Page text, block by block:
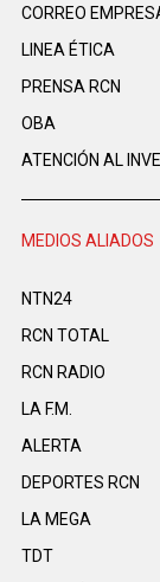
CORREO
LINEA ÉTICA
PRENSA RCN
OBA
ATENCIÓN AL
MEDIOS ALIADOS
NTN24
RCN TOTAL
RCN RADIO
LA F.M.
ALERTA
DEPORTES RCN
LA MEGA
TDT